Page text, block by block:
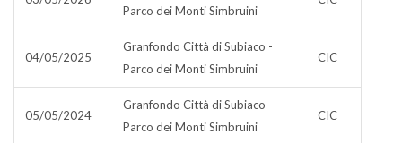
Parco dei Monti Simbruini
04/05/2025
Granfondo Città di Subiaco -
Parco dei Monti Simbruini
CIC
05/05/2024
Granfondo Città di Subiaco -
Parco dei Monti Simbruini
CIC